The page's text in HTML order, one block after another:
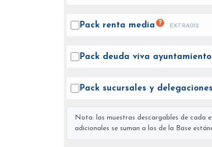
Pack renta media ? EXTRA012
Pack deuda viva ayuntamiento
Pack sucursales y delegaciones
Nota: las muestras descargables de cada
adicionales se suman a los de la Base